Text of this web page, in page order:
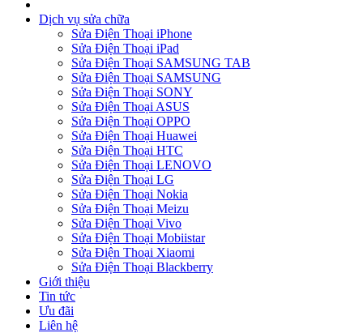
Dịch vụ sửa chữa
Sửa Điện Thoại iPhone
Sửa Điện Thoại iPad
Sửa Điện Thoại SAMSUNG TAB
Sửa Điện Thoại SAMSUNG
Sửa Điện Thoại SONY
Sửa Điện Thoại ASUS
Sửa Điện Thoại OPPO
Sửa Điện Thoại Huawei
Sửa Điện Thoại HTC
Sửa Điện Thoại LENOVO
Sửa Điện Thoại LG
Sửa Điện Thoại Nokia
Sửa Điện Thoại Meizu
Sửa Điện Thoại Vivo
Sửa Điện Thoại Mobiistar
Sửa Điện Thoại Xiaomi
Sửa Điện Thoại Blackberry
Giới thiệu
Tin tức
Ưu đãi
Liên hệ